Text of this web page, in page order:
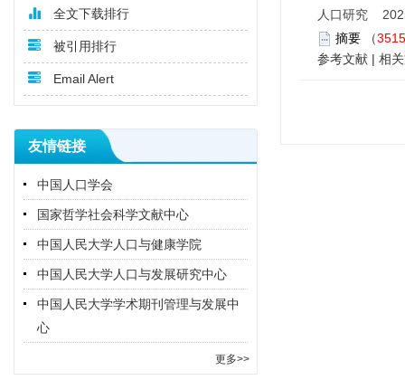
全文下载排行
被引用排行
Email Alert
友情链接
中国人口学会
国家哲学社会科学文献中心
中国人民大学人口与健康学院
中国人民大学人口与发展研究中心
中国人民大学学术期刊管理与发展中
心
更多>>
人口研究
摘要 （3515
参考文献 | 相